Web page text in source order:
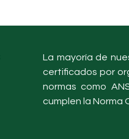
La mayoría de
certificados por
normas como
cumplen la Norma